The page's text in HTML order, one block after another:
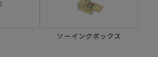
ソーイングボックス